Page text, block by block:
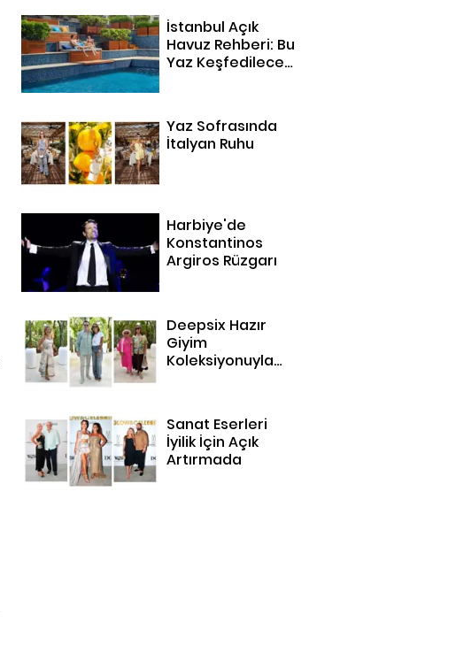
İstanbul Açık
Havuz Rehberi: Bu
Yaz Keşfedilecek
Yaz Sofrasında
İtalyan Ruhu
Harbiye'de
Konstantinos
Argiros Rüzgarı
Deepsix Hazır
Giyim
Koleksiyonuyla
Sanat Eserleri
İyilik İçin Açık
Artırmada